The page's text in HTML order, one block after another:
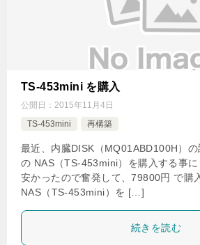
TS-453mini を購入
公開日： 2015年11月4日
TS-453mini
再構築
最近、内臓DISK（MQ01ABD100H）
の NAS（TS-453mini）を購入する事に
安かったので奮発して、79800円 で購
NAS（TS-453mini）を […]
続きを読む